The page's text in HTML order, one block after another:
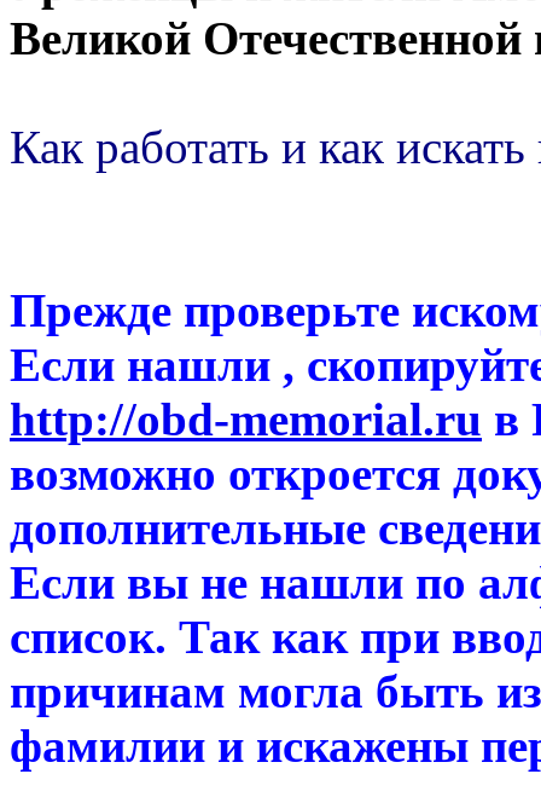
Великой Отечественной
Как работать и как
Прежде проверьте
Если нашли ,
http://obd-memorial.ru в
возможно откроется
дополнительные
Если вы не нашли по
список. Так как при
причинам могла быть
фамилии и искажены